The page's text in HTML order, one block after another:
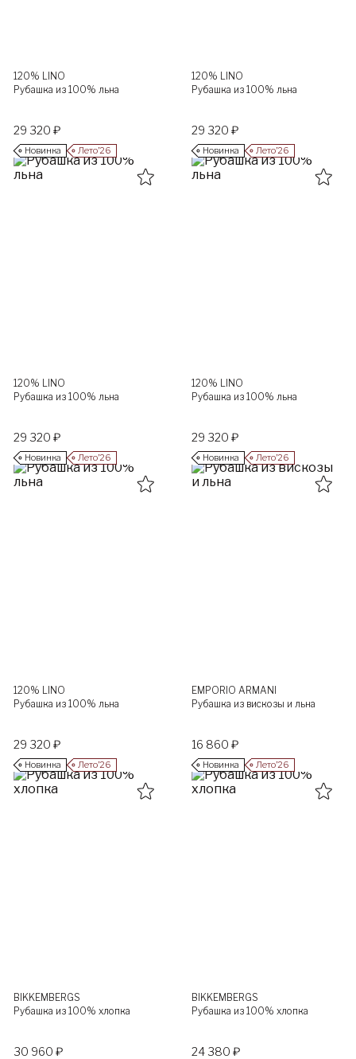
120% LINO
Рубашка из 100% льна
29 320 ₽
Новинка Лето’26
120% LINO
Рубашка из 100% льна
29 320 ₽
Новинка Лето’26
120% LINO
Рубашка из 100% льна
29 320 ₽
Новинка Лето’26
120% LINO
Рубашка из 100% льна
29 320 ₽
Новинка Лето’26
120% LINO
Рубашка из 100% льна
29 320 ₽
Новинка Лето’26
EMPORIO ARMANI
Рубашка из вискозы и льна
16 860 ₽
Новинка Лето’26
BIKKEMBERGS
Рубашка из 100% хлопка
30 960 ₽
BIKKEMBERGS
Рубашка из 100% хлопка
24 380 ₽